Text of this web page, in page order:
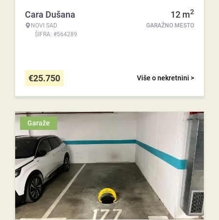
Cara Dušana
NOVI SAD
ŠIFRA: #564289
12 m2
GARAŽNO MESTO
Više o nekretnini >
€25.750
Garaže